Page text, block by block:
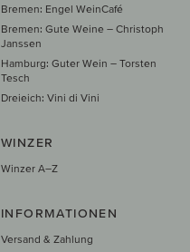
Bremen: Engel WeinCafé
Bremen: Gute Weine – Christoph
Janssen
Hamburg: Guter Wein – Torsten
Tesch
Dreieich: Vini di Vini
WINZER
Winzer A–Z
INFORMATIONEN
Versand & Zahlung